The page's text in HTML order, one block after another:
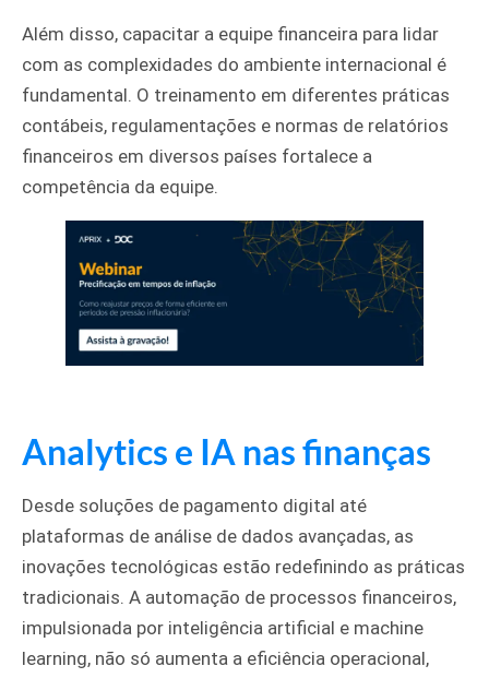
Além disso, capacitar a equipe financeira para lidar
com as complexidades do ambiente internacional é
fundamental. O treinamento em diferentes práticas
contábeis, regulamentações e normas de relatórios
financeiros em diversos países fortalece a
competência da equipe.
Analytics e IA nas finanças
Desde soluções de pagamento digital até
plataformas de análise de dados avançadas, as
inovações tecnológicas estão redefinindo as práticas
tradicionais. A automação de processos financeiros,
impulsionada por inteligência artificial e machine
learning, não só aumenta a eficiência operacional,